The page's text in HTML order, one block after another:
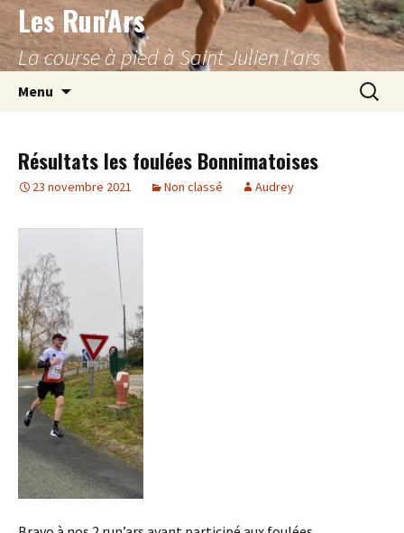
Aller
au
contenu
Les Run'Ars
La course à pied à Saint Julien l'ars
Menu
Résultats les foulées Bonnimatoises
23 novembre 2021 Non classé Audrey